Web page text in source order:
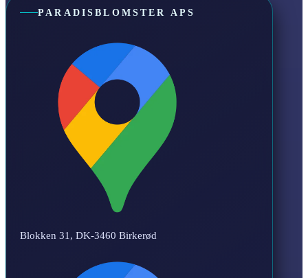
PARADISBLOMSTER APS
Blokken 31, DK-3460 Birkerød